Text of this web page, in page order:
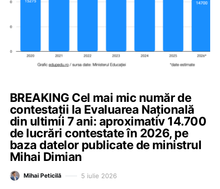
BREAKING Cel mai mic număr de
contestații la Evaluarea Națională
din ultimii 7 ani: aproximativ 14.700
de lucrări contestate în 2026, pe
baza datelor publicate de ministrul
Mihai Dimian
Mihai Peticilă 5 iulie 2026